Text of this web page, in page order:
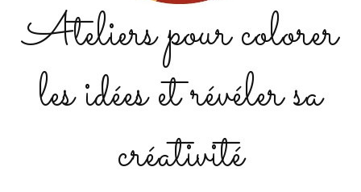
Ateliers pour colorer
les idées et révéler sa
créativité